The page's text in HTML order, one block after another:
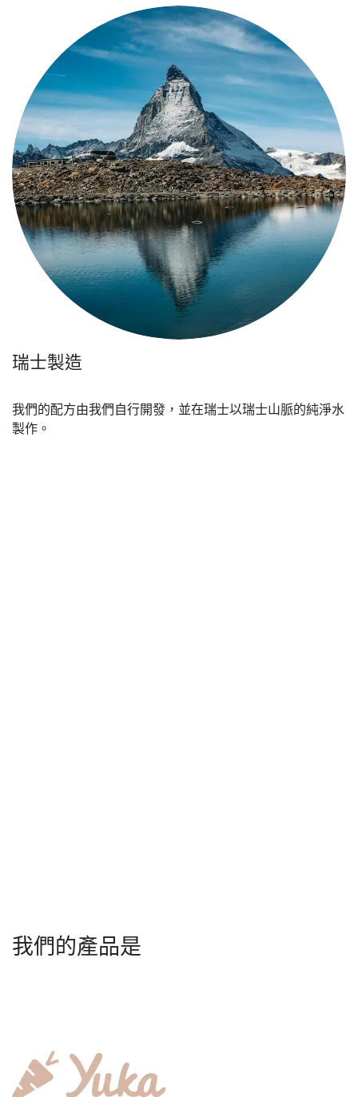
瑞士製造
我們的配方由我們自行開發，並在瑞士以瑞士山脈的純淨水
製作。
我們的產品是